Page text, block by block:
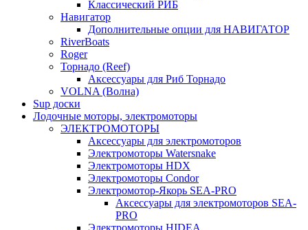
Классический РИБ
Навигатор
Дополнительные опции для НАВИГАТОР
RiverBoats
Roger
Торнадо (Reef)
Аксессуары для Риб Торнадо
VOLNA (Волна)
Sup доски
Лодочные моторы, электромоторы
ЭЛЕКТРОМОТОРЫ
Аксессуары для электромоторов
Электромоторы Watersnake
Электромоторы HDX
Электромоторы Condor
Электромотор-Якорь SEA-PRO
Аксессуары для электромоторов SEA-
PRO
Электромоторы HIDEA